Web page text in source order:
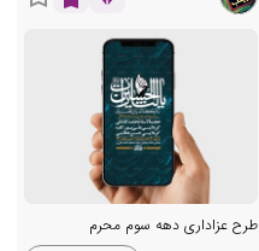
طرح عزاداری دهه سوم محرم